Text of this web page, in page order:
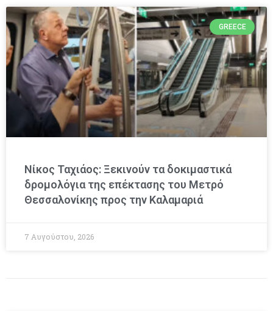
GREECE
Νίκος Ταχιάος: Ξεκινούν τα δοκιμαστικά
δρομολόγια της επέκτασης του Μετρό
Θεσσαλονίκης προς την Καλαμαριά
7 Αυγούστου, 2026